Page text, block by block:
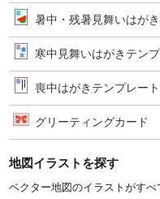
暑中・残暑見舞いはが
寒中見舞いはがきテン
喪中はがきテンプレート
グリーティングカード
地図イラストを探す
ベクター地図のイラストがすべ